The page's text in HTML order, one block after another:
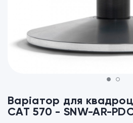
Варіатор для
CAT 570 - SNW-AR-